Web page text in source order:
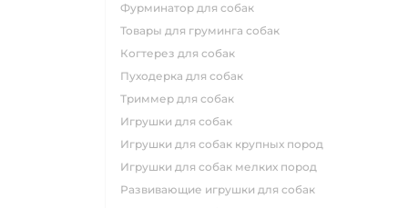
фурминатор для собак
товары для груминга собак
когтерез для собак
пуходерка для собак
триммер для собак
игрушки для собак
игрушки для собак крупных пород
игрушки для собак мелких пород
развивающие игрушки для собак